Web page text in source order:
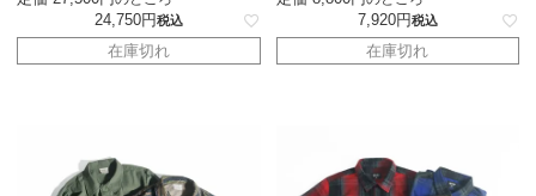
24,750 税込
在庫切れ
7,920 税込
在庫切れ